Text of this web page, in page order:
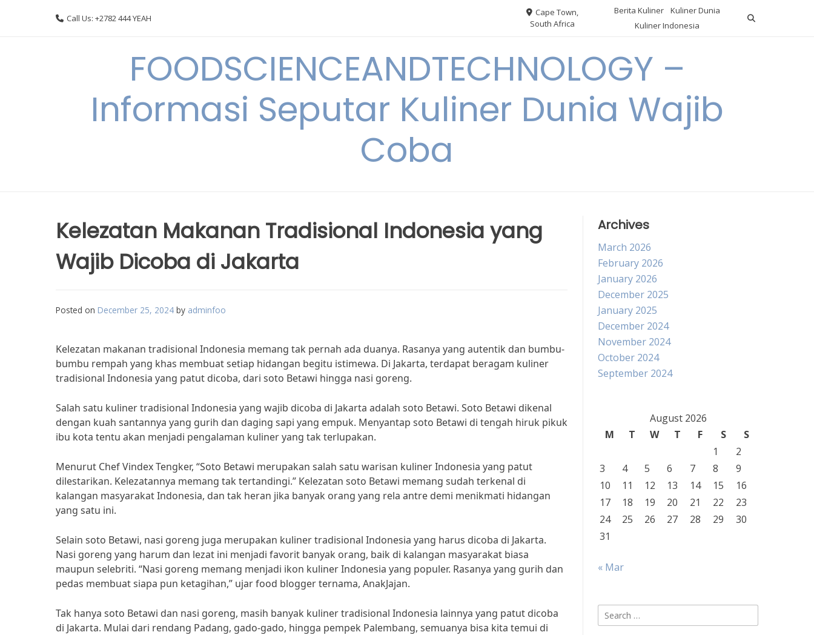
Call Us: +2782 444 YEAH
Cape Town,
South Africa
Berita Kuliner
Kuliner Dunia
Kuliner Indonesia
FOODSCIENCEANDTECHNOLOGY –
Informasi Seputar Kuliner Dunia Wajib
Coba
Kelezatan Makanan Tradisional Indonesia yang
Wajib Dicoba di Jakarta
Posted on December 25, 2024 by adminfoo
Kelezatan makanan tradisional Indonesia memang tak pernah ada duanya. Rasanya yang autentik dan bumbu-
bumbu rempah yang khas membuat setiap hidangan begitu istimewa. Di Jakarta, terdapat beragam kuliner
tradisional Indonesia yang patut dicoba, dari soto Betawi hingga nasi goreng.
Salah satu kuliner tradisional Indonesia yang wajib dicoba di Jakarta adalah soto Betawi. Soto Betawi dikenal
dengan kuah santannya yang gurih dan daging sapi yang empuk. Menyantap soto Betawi di tengah hiruk pikuk
ibu kota tentu akan menjadi pengalaman kuliner yang tak terlupakan.
Menurut Chef Vindex Tengker, “Soto Betawi merupakan salah satu warisan kuliner Indonesia yang patut
dilestarikan. Kelezatannya memang tak tertandingi.” Kelezatan soto Betawi memang sudah terkenal di
kalangan masyarakat Indonesia, dan tak heran jika banyak orang yang rela antre demi menikmati hidangan
yang satu ini.
Selain soto Betawi, nasi goreng juga merupakan kuliner tradisional Indonesia yang harus dicoba di Jakarta.
Nasi goreng yang harum dan lezat ini menjadi favorit banyak orang, baik di kalangan masyarakat biasa
maupun selebriti. “Nasi goreng memang menjadi ikon kuliner Indonesia yang populer. Rasanya yang gurih dan
pedas membuat siapa pun ketagihan,” ujar food blogger ternama, AnakJajan.
Tak hanya soto Betawi dan nasi goreng, masih banyak kuliner tradisional Indonesia lainnya yang patut dicoba
di Jakarta. Mulai dari rendang Padang, gado-gado, hingga pempek Palembang, semuanya bisa kita temui di
Archives
March 2026
February 2026
January 2026
December 2025
January 2025
December 2024
November 2024
October 2024
September 2024
August 2026
M
T W T F S
S
1
2
3
4 5 6 7 8
9
10
11 12 13 14 15
16
17
18 19 20 21 22
23
24
25 26 27 28 29
30
31
« Mar
Search
for: